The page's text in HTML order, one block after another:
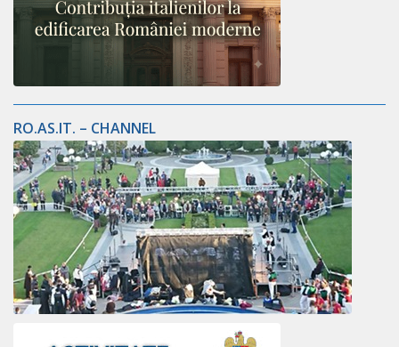
RO.AS.IT. – CHANNEL